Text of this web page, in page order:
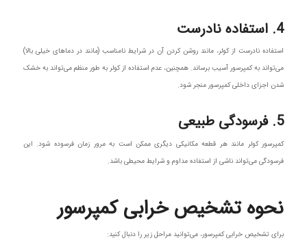
4. استفاده نادرست
استفاده نادرست از کولر، مانند روشن کردن آن در شرایط نامناسب (مانند در دماهای خیلی بالا)
می‌تواند به کمپرسور آسیب برساند. همچنین، عدم استفاده از کولر به طور منظم می‌تواند به خشک
شدن اجزای داخلی کمپرسور منجر شود.
5. فرسودگی طبیعی
کمپرسور کولر مانند هر قطعه مکانیکی دیگری ممکن است به مرور زمان فرسوده شود. این
فرسودگی می‌تواند ناشی از استفاده مداوم و شرایط محیطی باشد.
نحوه تشخیص خرابی کمپرسور
برای تشخیص خرابی کمپرسور، می‌توانید مراحل زیر را دنبال کنید: